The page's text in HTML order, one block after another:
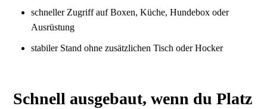
schneller Zugriff auf Boxen, Küche, Hundebox oder
Ausrüstung
stabiler Stand ohne zusätzlichen Tisch oder Hocker
Schnell ausgebaut, wenn du Platz